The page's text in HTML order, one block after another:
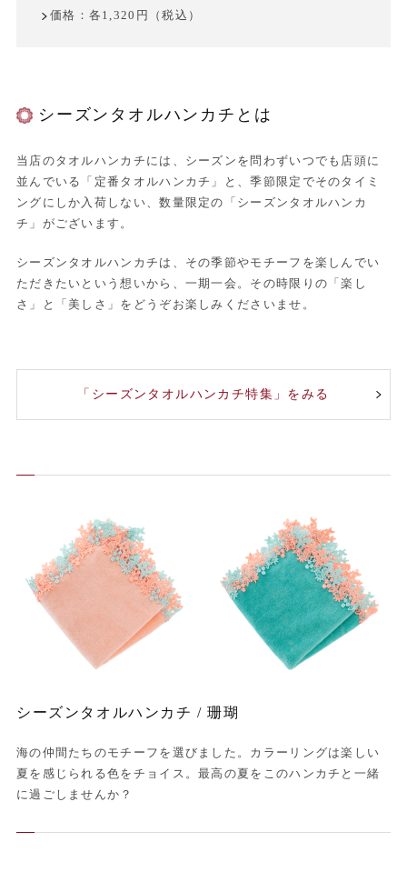
価格：各1,320円（税込）
シーズンタオルハンカチとは
当店のタオルハンカチには、シーズンを問わずいつでも店頭に
並んでいる「定番タオルハンカチ」と、季節限定でそのタイミ
ングにしか入荷しない、数量限定の「シーズンタオルハンカ
チ」がございます。
シーズンタオルハンカチは、その季節やモチーフを楽しんでい
ただきたいという想いから、一期一会。その時限りの「楽し
さ」と「美しさ」をどうぞお楽しみくださいませ。
「シーズンタオルハンカチ特集」をみる
シーズンタオルハンカチ / 珊瑚
海の仲間たちのモチーフを選びました。カラーリングは楽しい
夏を感じられる色をチョイス。最高の夏をこのハンカチと一緒
に過ごしませんか？